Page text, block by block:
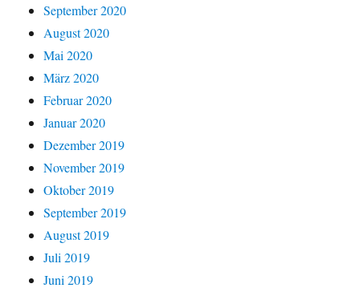
September 2020
August 2020
Mai 2020
März 2020
Februar 2020
Januar 2020
Dezember 2019
November 2019
Oktober 2019
September 2019
August 2019
Juli 2019
Juni 2019